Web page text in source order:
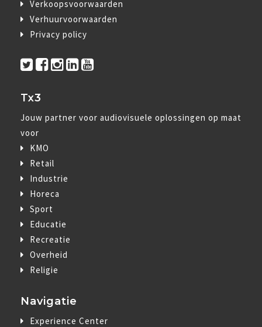
Verkoopsvoorwaarden
Verhuurvoorwaarden
Privacy policy
Tx3
Jouw partner voor audiovisuele oplossingen op maat
voor
KMO
Retail
Industrie
Horeca
Sport
Educatie
Recreatie
Overheid
Religie
Navigatie
Experience Center